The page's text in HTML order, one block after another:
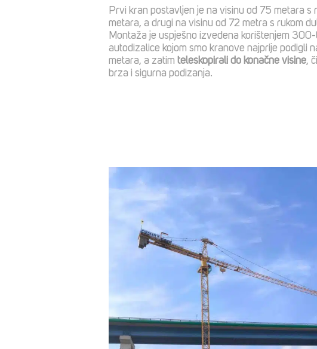
Prvi kran postavljen je na visinu od 75 metara s
metara, a drugi na visinu od 72 metra s rukom
Montaža je uspješno izvedena korištenjem
autodizalice kojom smo kranove najprije podigli
metara, a zatim teleskopirali do konačne visine,
brza i sigurna podizanja.